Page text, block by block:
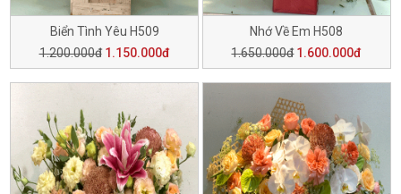
Biển Tình Yêu H509
1.200.000đ 1.150.000đ
Nhớ Về Em H508
1.650.000đ 1.600.000đ